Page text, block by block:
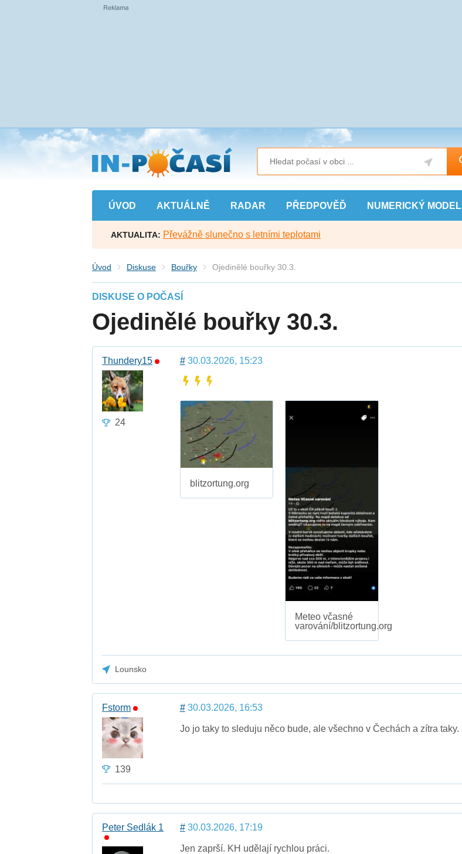
Přejít
na
hlavní
obsah
ÚVOD AKTUÁLNĚ RADAR PŘEDPOVĚĎ NUMERICKÝ MODEL
AKTUALITA: Převážně slunečno s letními teplotami
Úvod Diskuse Bouřky Ojedinělé bouřky 30.3.
DISKUSE O POČASÍ
Ojedinělé bouřky 30.3.
Thundery15
24
#30.03.2026, 15:23
blitzortung.org
Meteo včasné
varování/blitzortung.org
Lounsko
Fstorm
139
#30.03.2026, 16:53
Jo jo taky to sleduju něco bude, ale všechno v Čechách a zítra taky.
Peter Sedlák 1 #30.03.2026, 17:19
Jen zaprší. KH udělají rychlou práci.